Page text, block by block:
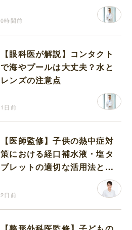
0時間前
【眼科医が解説】コンタクト
で海やプールは大丈夫？水と
レンズの注意点
1日前
【医師監修】子供の熱中症対
策における経口補水液・塩タ
ブレットの適切な活用法と水
2日前